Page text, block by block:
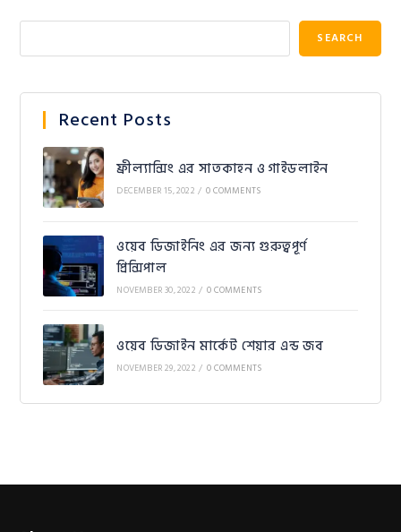
SEARCH
Recent Posts
ফ্রীল্যান্সিং এর সাতকাহন ও গাইডলাইন
DECEMBER 15, 2022 / 0 COMMENTS
ওয়েব ডিজাইনিং এর জন্য গুরুত্বপূর্ণ
প্রিন্সিপাল
NOVEMBER 30, 2022 / 0 COMMENTS
ওয়েব ডিজাইন মার্কেট শেয়ার এন্ড জব
NOVEMBER 29, 2022 / 0 COMMENTS